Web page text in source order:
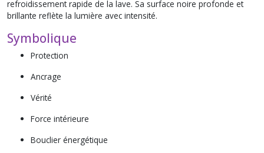
refroidissement rapide de la lave. Sa surface noire profonde et
brillante reflète la lumière avec intensité.
Symbolique
Protection
Ancrage
Vérité
Force intérieure
Bouclier énergétique